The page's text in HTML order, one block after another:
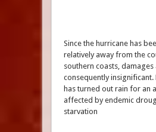
Since the hurricane has
relatively away from the
southern coasts, damages
consequently insignificant.
has turned out rain for an
affected by endemic
starvation